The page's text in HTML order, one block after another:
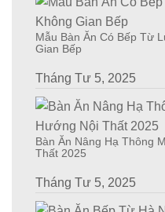
Mẫu Bàn Ăn Có Bếp Từ
Gian Bếp
Tháng Tư 5, 2025
Bàn Ăn Nâng Hạ Thông
Thất 2025
Tháng Tư 5, 2025